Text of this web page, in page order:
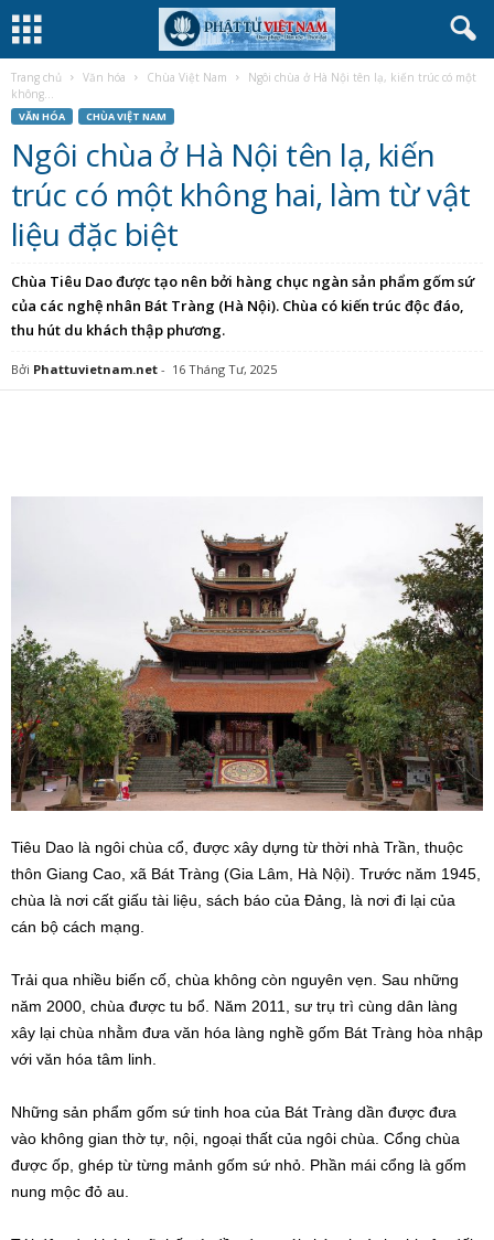
Trang chủ Văn hóa Chùa Việt Nam
Ngôi chùa ở Hà Nội tên lạ, kiến trúc có một
không...
VĂN HÓA CHÙA VIỆT NAM
Ngôi chùa ở Hà Nội tên lạ, kiến
trúc có một không hai, làm từ vật
liệu đặc biệt
Chùa Tiêu Dao được tạo nên bởi hàng chục ngàn sản phẩm gốm sứ
của các nghệ nhân Bát Tràng (Hà Nội). Chùa có kiến trúc độc đáo,
thu hút du khách thập phương.
Bởi Phattuvietnam.net - 16 Tháng Tư, 2025
Tiêu Dao là ngôi chùa cổ, được xây dựng từ thời nhà Trần, thuộc
thôn Giang Cao, xã Bát Tràng (Gia Lâm, Hà Nội). Trước năm 1945,
chùa là nơi cất giấu tài liệu, sách báo của Đảng, là nơi đi lại của
cán bộ cách mạng.
Trải qua nhiều biến cố, chùa không còn nguyên vẹn. Sau những
năm 2000, chùa được tu bổ. Năm 2011, sư trụ trì cùng dân làng
xây lại chùa nhằm đưa văn hóa làng nghề gốm Bát Tràng hòa nhập
với văn hóa tâm linh.
Những sản phẩm gốm sứ tinh hoa của Bát Tràng dần được đưa
vào không gian thờ tự, nội, ngoại thất của ngôi chùa. Cổng chùa
được ốp, ghép từ từng mảnh gốm sứ nhỏ. Phần mái cổng là gốm
nung mộc đỏ au.